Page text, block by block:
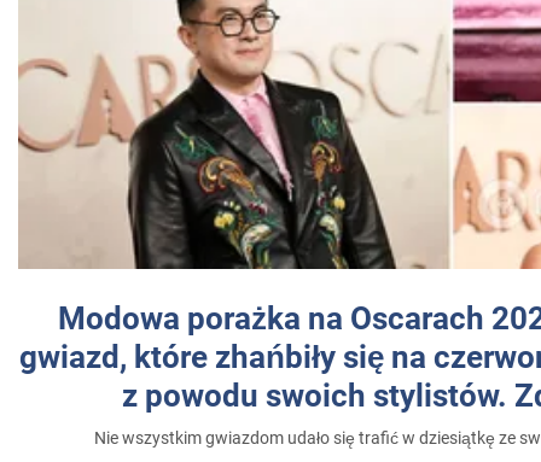
Modowa porażka na Oscarach
gwiazd, które zhańbiły się na
z powodu swoich stylistów.
Nie wszystkim gwiazdom udało się trafić w dziesiątkę ze